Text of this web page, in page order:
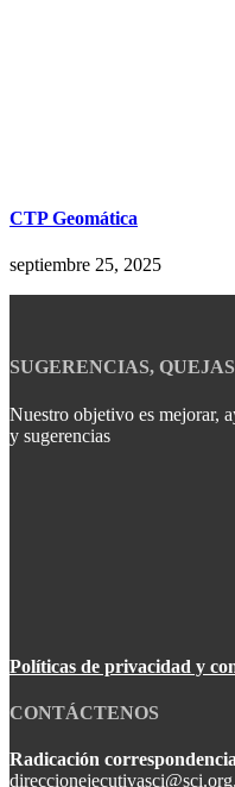
CTP Geomática
septiembre 25, 2025
SUGERENCIAS,
Nuestro objetivo es mejorar,
y sugerencias
Políticas de privacidad y
CONTÁCTENOS
Radicación